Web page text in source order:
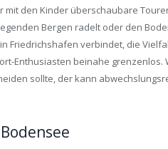
den Kinder überschaubare
Bergen radelt oder den
Friedrichshafen verbindet, die
Enthusiasten beinahe
sollte, der kann